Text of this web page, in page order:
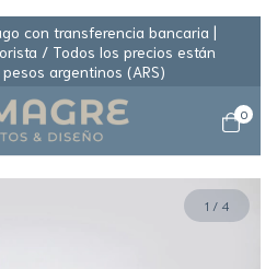
con transferencia bancaria |
/ Todos los precios están
argentinos (ARS)
0
1 / 4